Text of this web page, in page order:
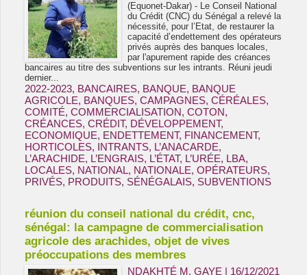
(Equonet-Dakar) - Le Conseil National
du Crédit (CNC) du Sénégal a relevé la
nécessité, pour l’Etat, de restaurer la
capacité d’endettement des opérateurs
privés auprès des banques locales,
par l'apurement rapide des créances
bancaires au titre des subventions sur les intrants. Réuni jeudi
dernier...
2022-2023, BANCAIRES, BANQUE, BANQUE
AGRICOLE, BANQUES, CAMPAGNES, CÉRÉALES,
COMITÉ, COMMERCIALISATION, COTON,
CRÉANCES, CRÉDIT, DÉVELOPPEMENT,
ECONOMIQUE, ENDETTEMENT, FINANCEMENT,
HORTICOLES, INTRANTS, L’ANACARDE,
L’ARACHIDE, L’ENGRAIS, L’ÉTAT, L’URÉE, LBA,
LOCALES, NATIONAL, NATIONALE, OPÉRATEURS,
PRIVÉS, PRODUITS, SÉNÉGALAIS, SUBVENTIONS
réunion du conseil national du crédit, cnc,
sénégal: la campagne de commercialisation
agricole des arachides, objet de vives
préoccupations des membres
NDAKHTÉ M. GAYE | 16/12/2021